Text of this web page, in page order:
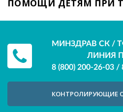
ПОМОЩИ ДЕТЯМ ПРИ
МИНЗДРАВ СК /
ЛИНИЯ
8 (800) 200-26-03 /
КОНТРОЛИРУЮЩИЕ